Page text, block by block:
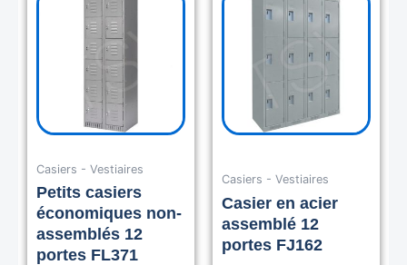
Casiers - Vestiaires
Petits casiers
économiques non-
assemblés 12
portes FL371
Casiers - Vestiaires
Casier en acier
assemblé 12
portes FJ162